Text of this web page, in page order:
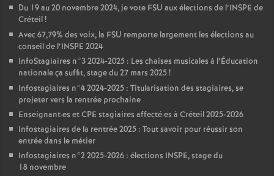
Du 19 au 20 novembre 2024, je vote FSU aux élections de l’INSPE de
Créteil!
Avec 67,79% des voix, la FSU remporte largement les élections au
conseil de l’INSPE 2024
InfoStagiaires n°3 2024-2025 : Les chaises musicales à l’Éducation
nationale ça suffit, stage du 27 mars 2025!
Infostagiaires n°4 2024-2025 : Titularisation des stagiaires, se
projeter vers la rentrée prochaine
Enseignant·es etCPE stagiaires affecté·es à Créteil 2025-2026
Infostagiaires de la rentrée 2025 : Tout savoir pour réussir son
entrée dans le métier
Infostagiaires n°2 2025-2026 : élections INSPE, stage du
18 novembre